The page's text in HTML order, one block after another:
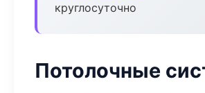
круглосуточно
Потолочные